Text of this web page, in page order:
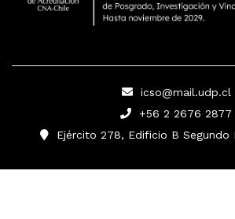
icso@mail.udp.cl
+56 2 2676 2877
Ejército 278, Edificio B Segundo